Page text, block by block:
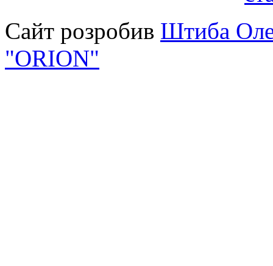
Сайт розробив Штиба
"ORION"